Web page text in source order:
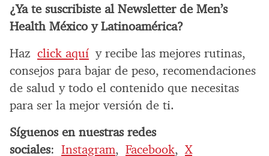
¿Ya te suscribiste al Newsletter de Men’s
Health México y Latinoamérica?
Haz click aquí y recibe las mejores rutinas,
consejos para bajar de peso, recomendaciones
de salud y todo el contenido que necesitas
para ser la mejor versión de ti.
Síguenos en nuestras redes
sociales: Instagram, Facebook,X